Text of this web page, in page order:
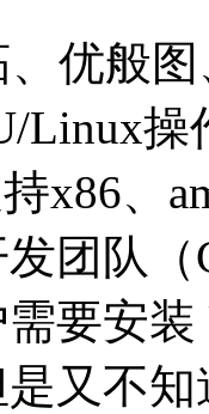
、优般
Linux操
x86、
团队
要安
又不